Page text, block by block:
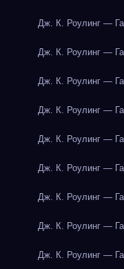
Дж. К. Роулинг —
Дж. К. Роулинг —
Дж. К. Роулинг —
Дж. К. Роулинг —
Дж. К. Роулинг —
Дж. К. Роулинг —
Дж. К. Роулинг —
Дж. К. Роулинг —
Дж. К. Роулинг —